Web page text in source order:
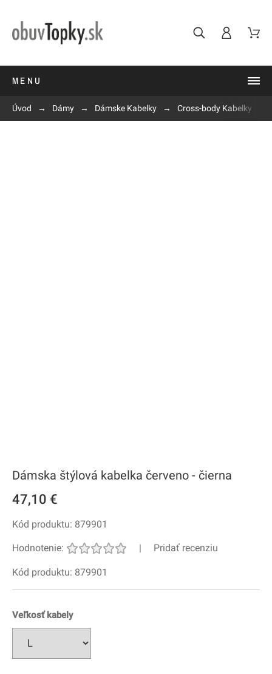
MENU
Úvod Dámy Dámske Kabelky Cross-body Kabelky
Dámska štýlová kabelka červeno - čierna
47,10 €
Kód produktu: 879901
Hodnotenie: | Pridať recenziu
Kód produktu: 879901
Veľkosť kabely